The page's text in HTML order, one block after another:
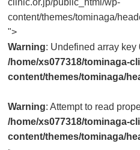
content/themes/tominaga/
">
Warning: Undefined array key
/home/xs077318/tominaga-
content/themes/tominaga/
Warning: Attempt to read
/home/xs077318/tominaga-
content/themes/tominaga/